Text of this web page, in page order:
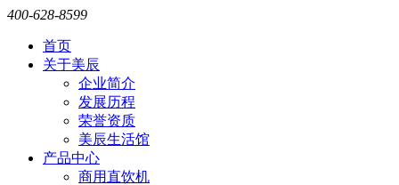
400-628-8599
首页
关于美辰
企业简介
发展历程
荣誉资质
美辰生活馆
产品中心
商用直饮机